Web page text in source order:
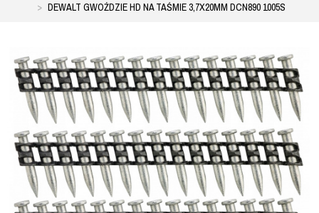
DEWALT GWOŹDZIE HD NA TAŚMIE 3,7X20MM DCN890 1005S